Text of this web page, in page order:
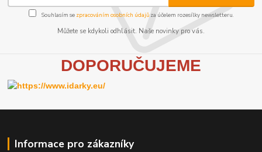
Souhlasím se zpracováním osobních údajůza účelem rozesílky newsletteru.
Můžete se kdykoli odhlásit. Naše novinky pro vás.
DOPORUČUJEME
Informace pro zákazníky